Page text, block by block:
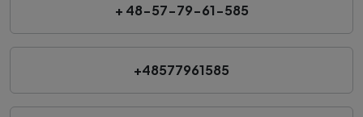
+ 48-57-79-61-585
+48577961585